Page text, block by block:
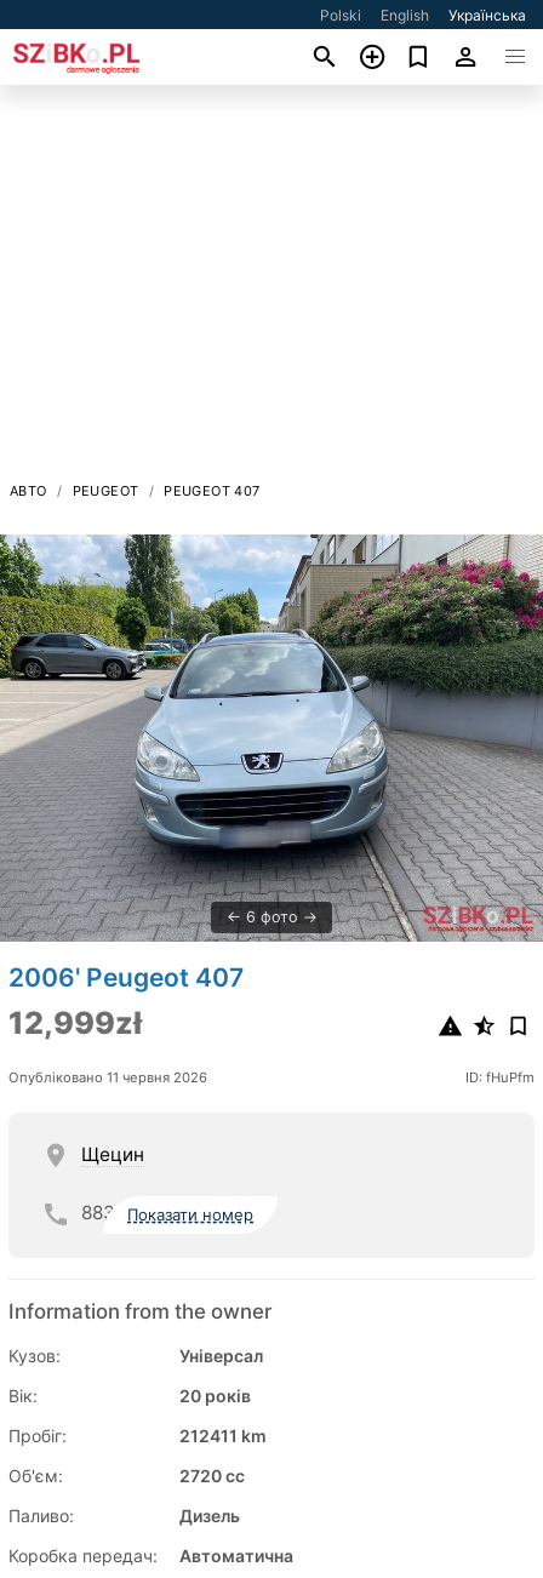
Polski English Українська
АВТО PEUGEOT PEUGEOT 407
6 фото
2006' Peugeot 407
12,999zł
Опубліковано 11 червня 2026 ID: fHuPfm
Щецин
883 Показати номер
Information from the owner
Кузов:
Універсал
Вік:
20 років
Пробіг:
212411 km
Об'єм:
2720 cc
Паливо:
Дизель
Коробка передач:
Автоматична